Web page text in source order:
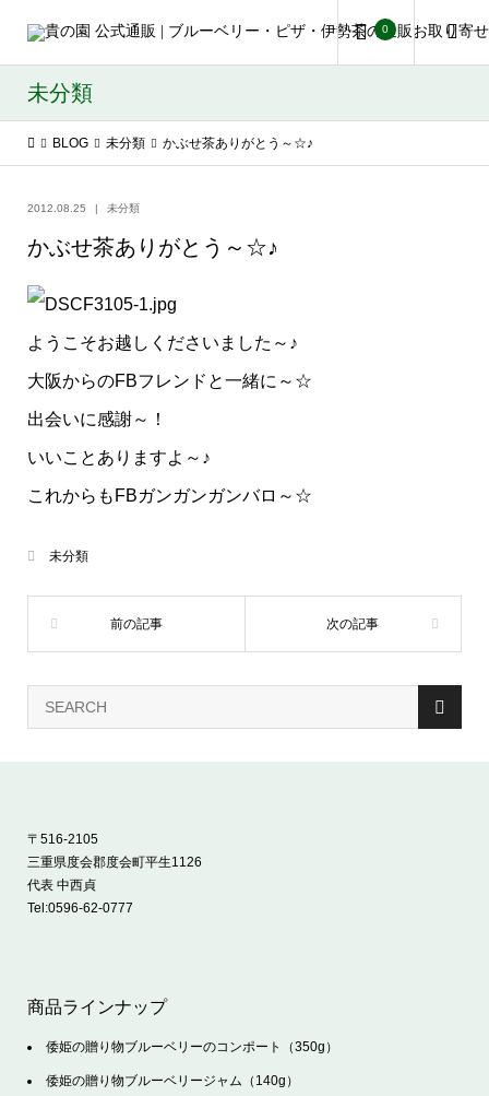
0
未分類
BLOG 未分類 かぶせ茶ありがとう～☆♪
2012.08.25 未分類
かぶせ茶ありがとう～☆♪
ようこそお越しくださいました～♪
大阪からのFBフレンドと一緒に～☆
出会いに感謝～！
いいことありますよ～♪
これからもFBガンガンガンバロ～☆
未分類
〒516-2105
三重県度会郡度会町平生1126
代表 中西貞
Tel:0596-62-0777
商品ラインナップ
倭姫の贈り物ブルーベリーのコンポート（350g）
倭姫の贈り物ブルーベリージャム（140g）